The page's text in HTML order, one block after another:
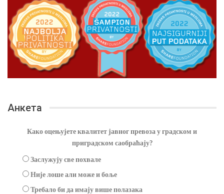
Анкета
Како оцењујете квалитет јавног превоза у градском и
приградском саобраћају?
Заслужују све похвале
Није лоше али може и боље
Требало би да имају више полазака